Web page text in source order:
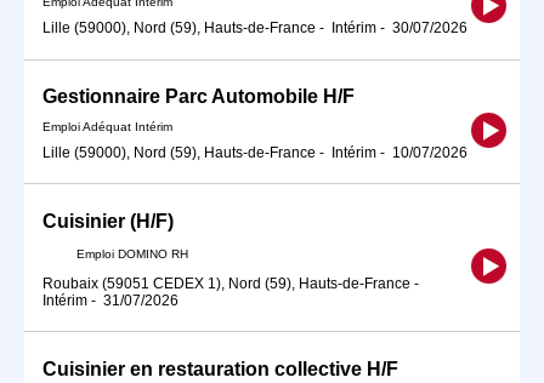
Lille (59000), Nord (59), Hauts-de-France - Intérim - 30/07/2026
Gestionnaire Parc Automobile H/F
Emploi Adéquat Intérim
Lille (59000), Nord (59), Hauts-de-France - Intérim - 10/07/2026
Cuisinier (H/F)
Emploi DOMINO RH
Roubaix (59051 CEDEX 1), Nord (59), Hauts-de-France -
Intérim - 31/07/2026
Cuisinier en restauration collective H/F